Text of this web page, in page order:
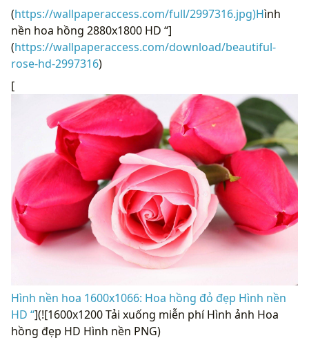
(https://wallpaperaccess.com/full/2997316.jpg)Hình
nền hoa hồng 2880x1800 HD “]
(https://wallpaperaccess.com/download/beautiful-
rose-hd-2997316)
[
Hình nền hoa 1600x1066: Hoa hồng đỏ đẹp Hình nền
HD “](![1600x1200 Tải xuống miễn phí Hình ảnh Hoa
hồng đẹp HD Hình nền PNG)